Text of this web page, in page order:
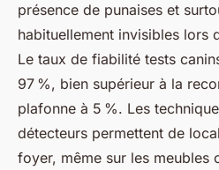
présence de punaises et
habituellement invisibles lors
Le taux de fiabilité tests
97 %, bien supérieur à la
plafonne à 5 %. Les
détecteurs permettent de
foyer, même sur les meubles